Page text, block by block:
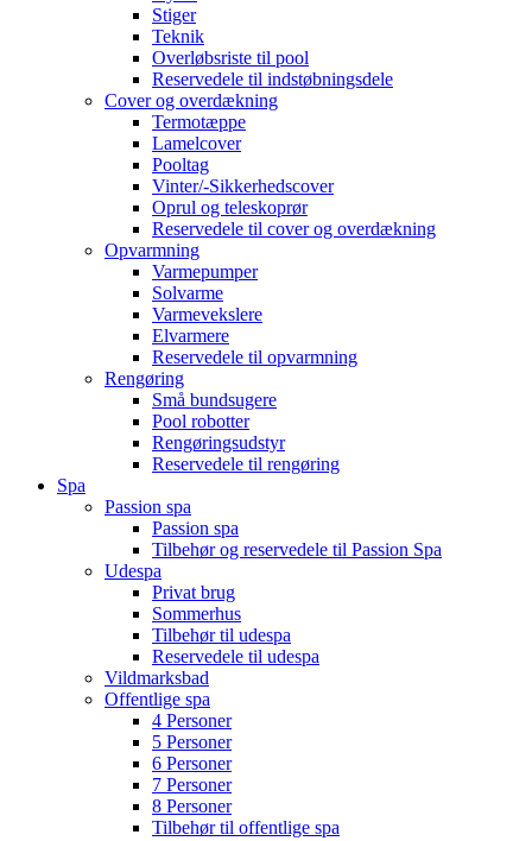
Stiger
Teknik
Overløbsriste til pool
Reservedele til indstøbningsdele
Cover og overdækning
Termotæppe
Lamelcover
Pooltag
Vinter/-Sikkerhedscover
Oprul og teleskoprør
Reservedele til cover og overdækning
Opvarmning
Varmepumper
Solvarme
Varmevekslere
Elvarmere
Reservedele til opvarmning
Rengøring
Små bundsugere
Pool robotter
Rengøringsudstyr
Reservedele til rengøring
Spa
Passion spa
Passion spa
Tilbehør og reservedele til Passion Spa
Udespa
Privat brug
Sommerhus
Tilbehør til udespa
Reservedele til udespa
Vildmarksbad
Offentlige spa
4 Personer
5 Personer
6 Personer
7 Personer
8 Personer
Tilbehør til offentlige spa